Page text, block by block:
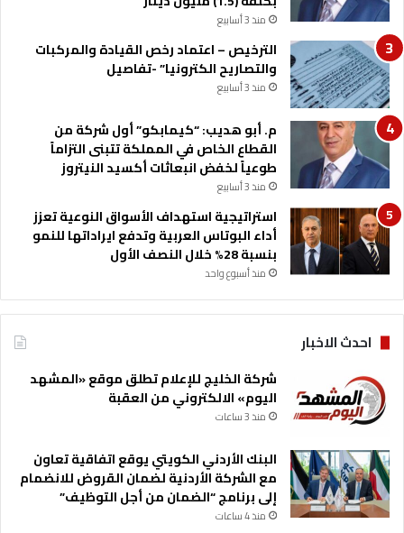
منذ 3 أسابيع
الترخيص – اعتماد رخص القيادة والمركبات
والتصاريح الكترونيا” -تفاصيل
منذ 3 أسابيع
م. أبو هديب: “كيمابكو” أول شركة من
القطاع الخاص في المملكة تتبنى التزاماً
طوعياً لخفض انبعاثات أكسيد النيتروز
منذ 3 أسابيع
استراتيجية استهداف الأسواق النوعية تعزز
أداء البوتاس العربية وتدفع ايراداتها للنمو
بنسبة 28% خلال النصف الأول
منذ أسبوع واحد
احدث الاخبار
شركة الخليج للإعلام تطلق موقع «المشهد
اليوم» الالكتروني من العقبة
منذ 3 ساعات
البنك الأردني الكويتي يوقع اتفاقية تعاون
مع الشركة الأردنية لضمان القروض للانضمام
إلى برنامج “الضمان من أجل التوظيف”
منذ 4 ساعات